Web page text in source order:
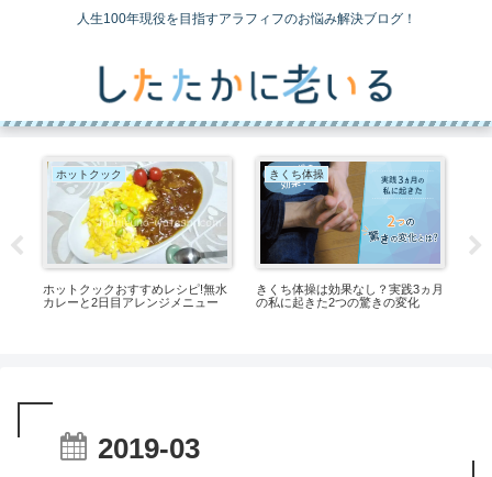
人生100年現役を目指すアラフィフのお悩み解決ブログ！
ホットクック
ホットクックおすすめレシピ!無水
カレーと2日目アレンジメニュー
きくち体操
きくち体操は効果なし？実践3ヵ月
の私に起きた2つの驚きの変化
2019-03